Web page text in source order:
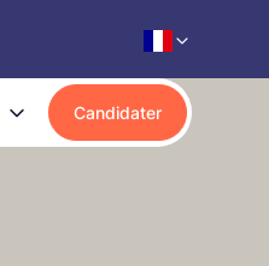
Candidater